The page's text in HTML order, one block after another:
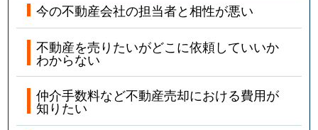
今の不動産会社の担当者と相性が悪い
不動産を売りたいがどこに依頼していいか
わからない
仲介手数料など不動産売却における費用が
知りたい